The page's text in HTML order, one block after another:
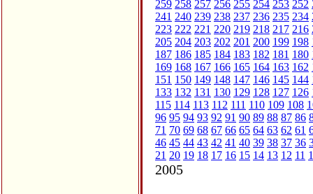
259 258 257 256 255 254 253 252
241 240 239 238 237 236 235 234
223 222 221 220 219 218 217 216
205 204 203 202 201 200 199 198
187 186 185 184 183 182 181 180
169 168 167 166 165 164 163 162
151 150 149 148 147 146 145 144
133 132 131 130 129 128 127 126
115 114 113 112 111 110 109 108
96 95 94 93 92 91 90 89 88 87 86
71 70 69 68 67 66 65 64 63 62 61
46 45 44 43 42 41 40 39 38 37 36
21 20 19 18 17 16 15 14 13 12 11
2005